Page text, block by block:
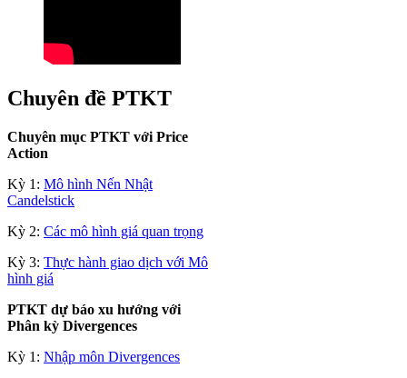
Chuyên đề PTKT
Chuyên mục PTKT với Price
Action
Kỳ 1: Mô hình Nến Nhật
Candelstick
Kỳ 2: Các mô hình giá quan trọng
Kỳ 3: Thực hành giao dịch với Mô
hình giá
PTKT dự báo xu hướng với
Phân kỳ Divergences
Kỳ 1: Nhập môn Divergences